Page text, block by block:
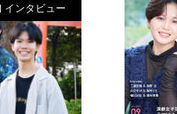
インタビュー